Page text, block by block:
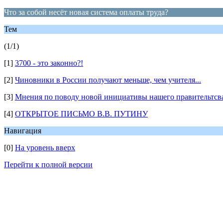
Что за собой несёт новая система оплаты труда?
Тем
(1/1)
[1] 3700 - это законно?!
[2] Чиновники в России получают меньше, чем учителя...
[3] Мнения по поводу новой инициативы нашего
[4] ОТКРЫТОЕ ПИСЬМО В.В. ПУТИНУ
Навигация
[0] На уровень вверх
Перейти к полной версии